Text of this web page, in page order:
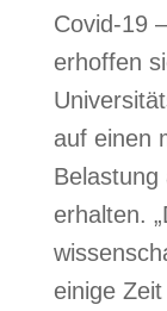
Covid-19
erhoffen
auf einen
erhalten.
einige